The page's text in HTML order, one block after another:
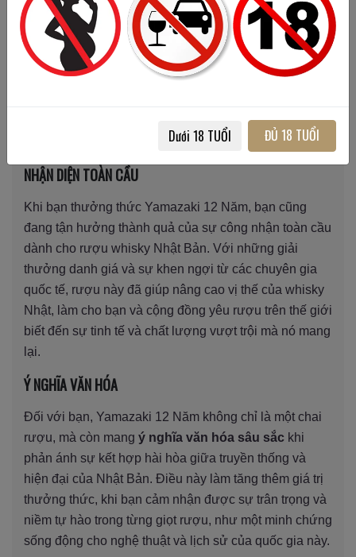
của chai rượu này đã mở rộng tầm nhìn của bạn và
những người yêu mến whisky về những giá trị tinh túy
ẩn chứa trong từng giọt rượu. Tác động của nó không
chỉ dừng lại ở chất lượng, mà còn kích thích sự phát
cho cả người sản xuất và người thưởng thức như
NHẬN DIỆN TOÀN CẦU
Khi bạn thưởng thức Yamazaki 12 Năm, bạn cũng
đang tận hưởng thành quả của sự công nhận toàn cầu
dành cho rượu whisky Nhật Bản. Với những giải
thưởng danh giá và sự khen ngợi từ các chuyên gia
quốc tế, rượu này đã giúp nâng cao vị thế của whisky
Nhật, làm cho bạn và cộng đồng yêu rượu trên thế giới
biết đến sự tinh tế và chất lượng vượt trội mà nó mang
lại.
Ý NGHĨA VĂN HÓA
Đối với bạn, Yamazaki 12 Năm không chỉ là một chai
rượu, mà còn mang ý nghĩa văn hóa sâu sắc khi
phản ánh sự kết hợp hài hòa giữa truyền thống và
hiện đại của Nhật Bản. Điều này làm tăng thêm giá trị
thưởng thức, khi bạn cảm nhận được sự trân trọng và
niềm tự hào trong từng giọt rượu, như một minh chứng
sống động cho nghệ thuật và lịch sử của quốc gia này.
Dưới 18 TUỔI ĐỦ 18 TUỔI